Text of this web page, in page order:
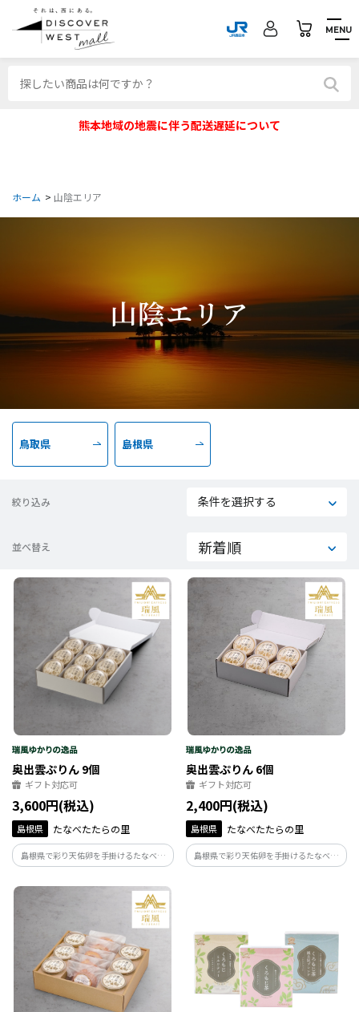
MENU
熊本地域の地震に伴う配送遅延について
ホーム > 山陰エリア
山陰エリア
鳥取県 島根県
絞り込み 条件を選択する
並べ替え
奥出雲ぷりん 9個
ギフト対応可
3,600円(税込)
島根県 たなべたたらの里
島根県で彩り天佑卵を手掛けるたなべた
たらの里によるプリン。とろりとした口溶
けと卵の風味を感じる素朴な味わいでお
子様にも安心してお召し上がり頂けます。
奥出雲ぷりん 6個
ギフト対応可
2,400円(税込)
島根県 たなべたたらの里
島根県で彩り天佑卵を手掛けるたなべた
たらの里によるプリン。とろりとした口溶